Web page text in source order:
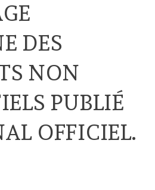
DES
NON
PUBLIÉ
OFFICIEL.